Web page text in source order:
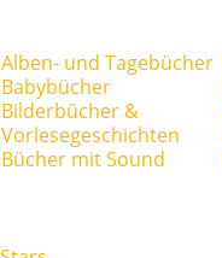
Alben- und Tagebücher
Babybücher
Bilderbücher &
Vorlesegeschichten
Bücher mit Sound